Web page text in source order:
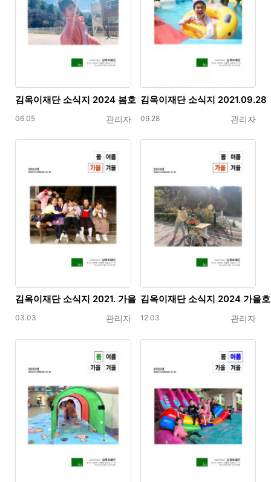
김옥이재단 소식지 2024 봄호
등록자
관리자
등록일
06.05
김옥이재단 소식지 2021.09.28
등록자
관리자
등록일
09.28
김옥이재단 소식지 2021. 가을
등록자
관리자
등록일
03.03
김옥이재단 소식지 2024 가을호
등록자
관리자
등록일
12.03